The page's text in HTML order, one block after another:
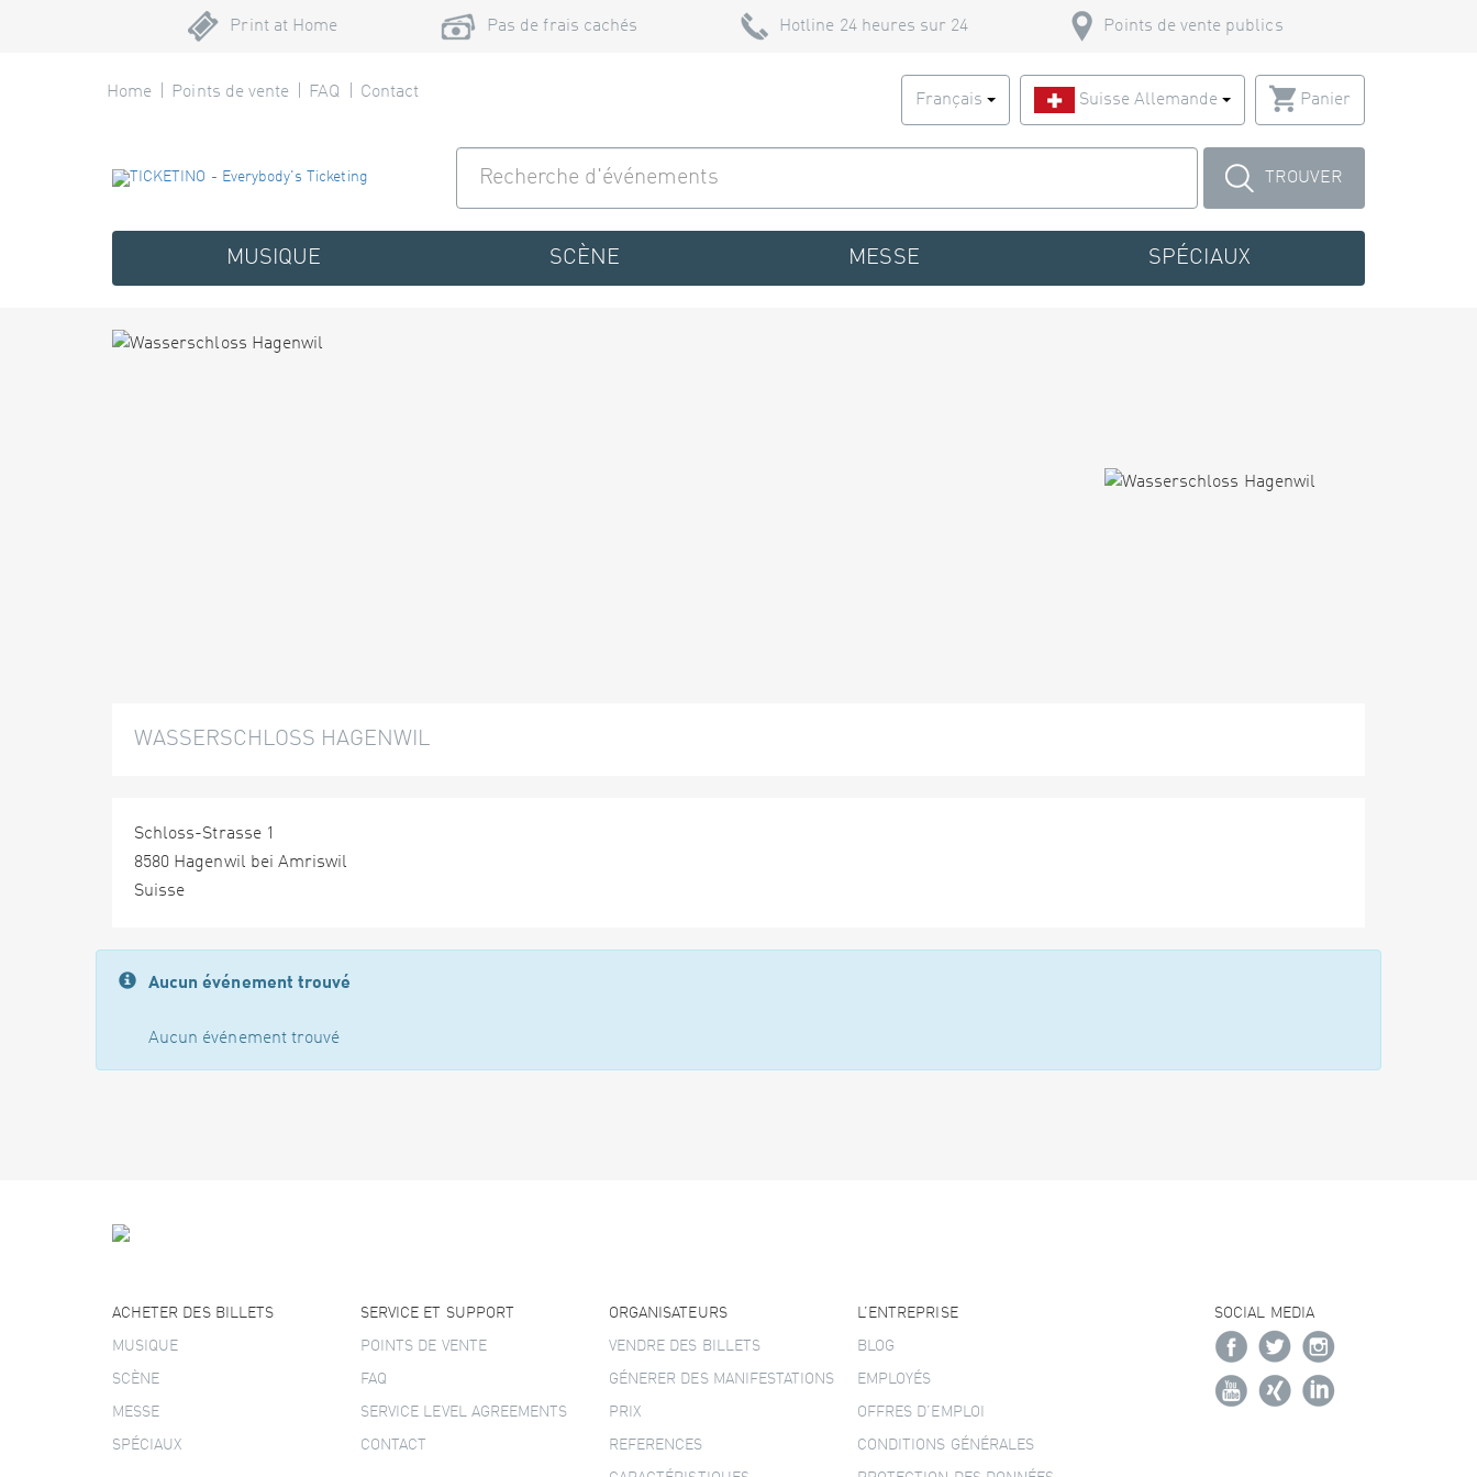
Print at Home Pas de frais cachés Hotline 24 heures sur 24 Points de vente publics
Home Points de vente FAQ Contact Français Suisse Allemande Panier
TROUVER
MUSIQUE SCÈNE MESSE SPÉCIAUX
WASSERSCHLOSS HAGENWIL
Schloss-Strasse 1
8580 Hagenwil bei Amriswil
Suisse
Aucun événement trouvé
Aucun événement trouvé
ACHETER DES BILLETS
MUSIQUE
SCÈNE
MESSE
SPÉCIAUX
SERVICE ET SUPPORT
POINTS DE VENTE
FAQ
SERVICE LEVEL AGREEMENTS
CONTACT
ORGANISATEURS
VENDRE DES BILLETS
GÉNERER DES MANIFESTATIONS
PRIX
REFERENCES
L’ENTREPRISE
BLOG
EMPLOYÉS
OFFRES D’EMPLOI
CONDITIONS GÉNÉRALES
SOCIAL MEDIA